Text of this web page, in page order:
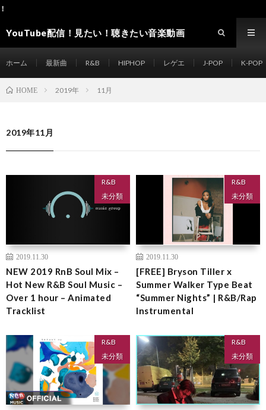
YouTube配信！見たい！聴きたい音楽動画
ホーム 最新曲 R&B HIPHOP レゲエ J-POP K-POP
HOME 2019年 11月
2019年11月
R&B
未分類
2019.11.30
NEW 2019 RnB Soul Mix –
Hot New R&B Soul Music –
Over 1 hour – Animated
Tracklist
R&B
未分類
2019.11.30
[FREE] Bryson Tiller x
Summer Walker Type Beat
“Summer Nights” | R&B/Rap
Instrumental
R&B
未分類
R&B
未分類